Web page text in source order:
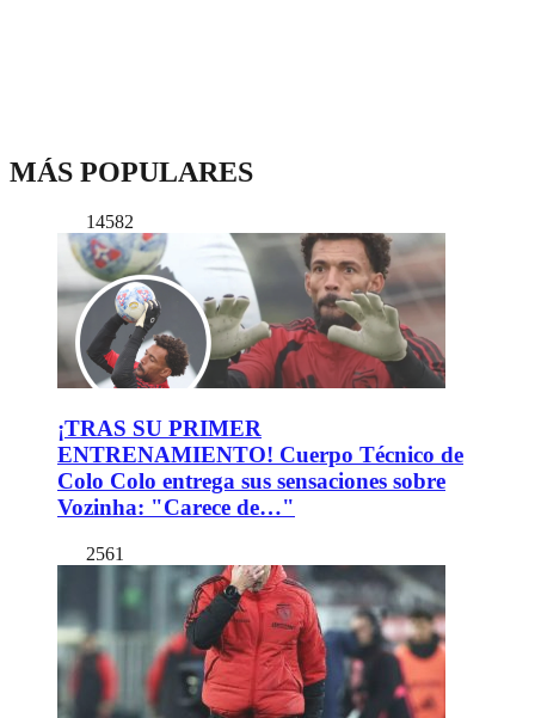
MÁS POPULARES
14582
¡TRAS SU PRIMER
ENTRENAMIENTO! Cuerpo Técnico de
Colo Colo entrega sus sensaciones sobre
Vozinha: "Carece de…"
2561